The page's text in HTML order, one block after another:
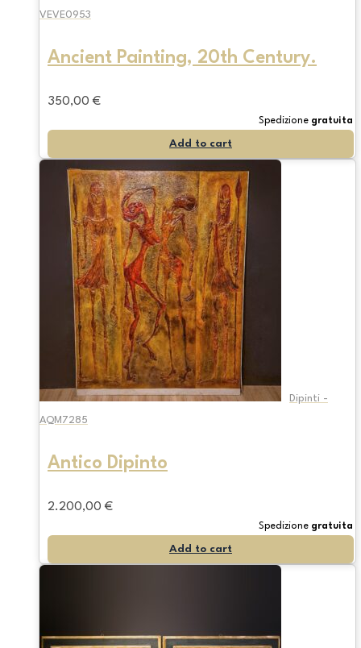
VEVE0953
Ancient Painting, 20th Century.
350,00 €
Spedizione gratuita
Add to cart
Dipinti -
AQM7285
Antico Dipinto
2.200,00 €
Spedizione gratuita
Add to cart